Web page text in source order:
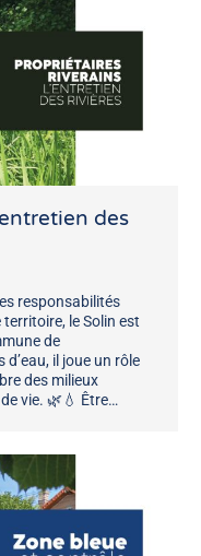
des
responsabilités
le Solin est
de
il joue un rôle
des milieux
vie. 🌿💧 Être…